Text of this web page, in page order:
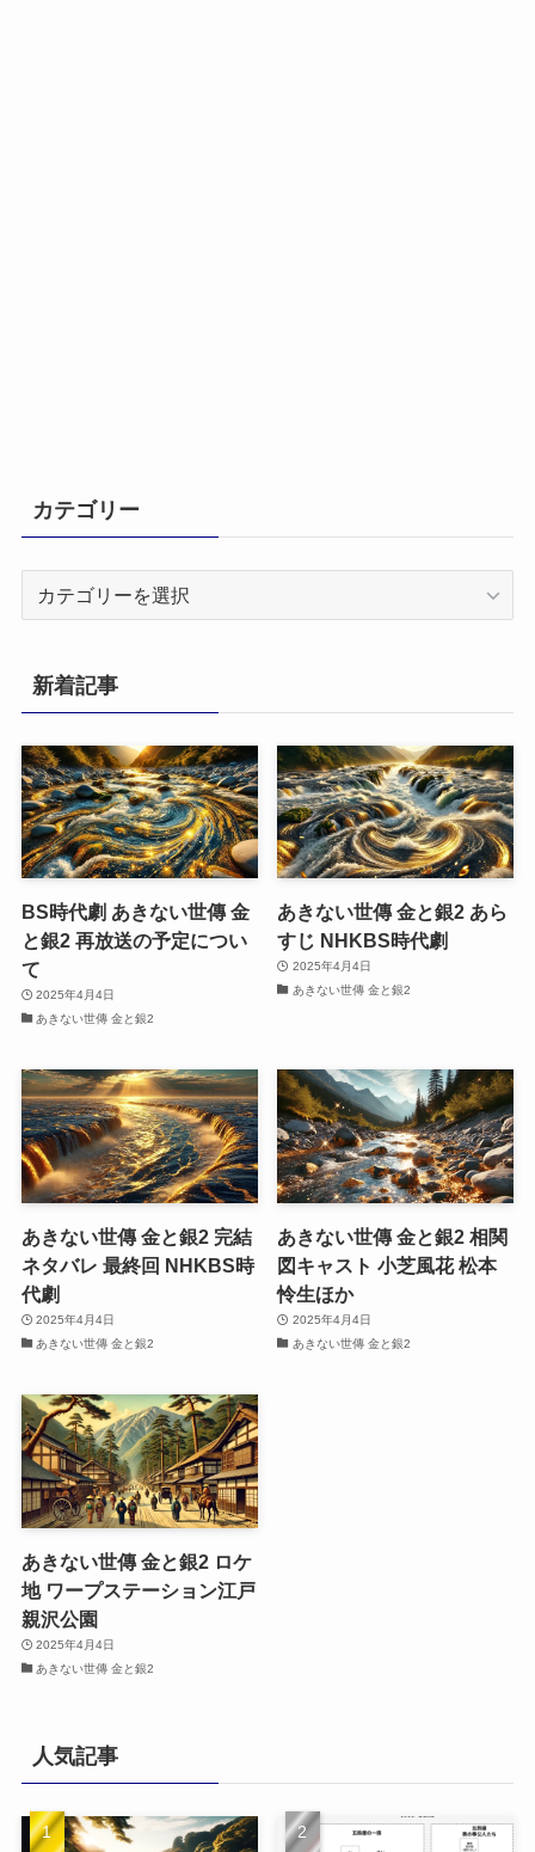
カテゴリー
リ
ー
新着記事
BS時代劇 あきない世傳 金
と銀2 再放送の予定につい
て
2025年4月4日
あきない世傳 金と銀2
あきない世傳 金と銀2 あら
すじ NHKBS時代劇
2025年4月4日
あきない世傳 金と銀2
あきない世傳 金と銀2 完結
ネタバレ 最終回 NHKBS時
代劇
2025年4月4日
あきない世傳 金と銀2
あきない世傳 金と銀2 相関
図キャスト 小芝風花 松本
怜生ほか
2025年4月4日
あきない世傳 金と銀2
あきない世傳 金と銀2 ロケ
地 ワープステーション江戸
親沢公園
2025年4月4日
あきない世傳 金と銀2
人気記事